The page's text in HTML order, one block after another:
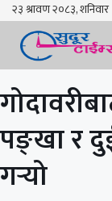
Skip
content
पङ्खा र
गर्‍यो